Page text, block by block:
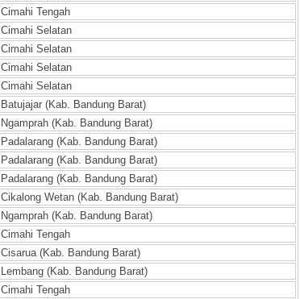
Cimahi Tengah
Cimahi Selatan
Cimahi Selatan
Cimahi Selatan
Cimahi Selatan
Batujajar (Kab. Bandung Barat)
Ngamprah (Kab. Bandung Barat)
Padalarang (Kab. Bandung Barat)
Padalarang (Kab. Bandung Barat)
Padalarang (Kab. Bandung Barat)
Cikalong Wetan (Kab. Bandung Barat)
Ngamprah (Kab. Bandung Barat)
Cimahi Tengah
Cisarua (Kab. Bandung Barat)
Lembang (Kab. Bandung Barat)
Cimahi Tengah